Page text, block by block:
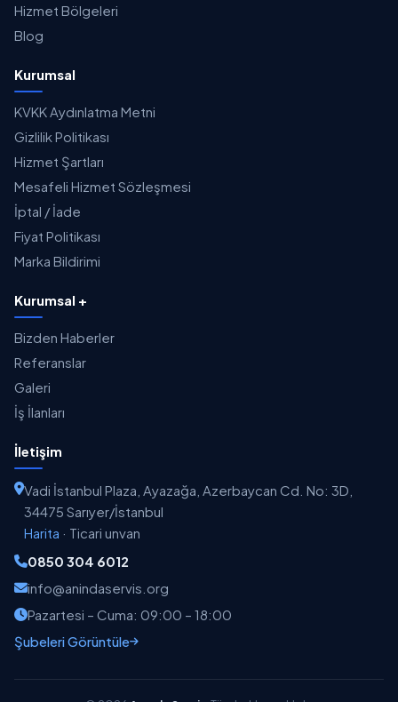
Hizmet Bölgeleri
Blog
Kurumsal
KVKK Aydınlatma Metni
Gizlilik Politikası
Hizmet Şartları
Mesafeli Hizmet Sözleşmesi
İptal / İade
Fiyat Politikası
Marka Bildirimi
Kurumsal +
Bizden Haberler
Referanslar
Galeri
İş İlanları
İletişim
Vadi İstanbul Plaza, Ayazağa, Azerbaycan Cd. No: 3D,
34475 Sarıyer/İstanbul
Harita · Ticari unvan
0850 304 6012
info@anindaservis.org
Pazartesi – Cuma: 09:00 – 18:00
Şubeleri Görüntüle